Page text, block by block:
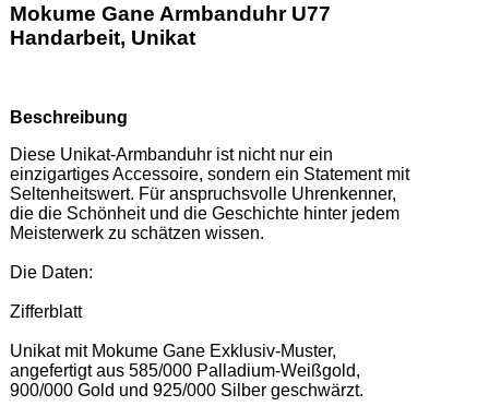
Mokume Gane Armbanduhr U77
Handarbeit, Unikat
Beschreibung
Diese Unikat-Armbanduhr ist nicht nur ein
einzigartiges Accessoire, sondern ein Statement mit
Seltenheitswert. Für anspruchsvolle Uhrenkenner,
die die Schönheit und die Geschichte hinter jedem
Meisterwerk zu schätzen wissen.
Die Daten:
Zifferblatt
Unikat mit Mokume Gane Exklusiv-Muster,
angefertigt aus 585/000 Palladium-Weißgold,
900/000 Gold und 925/000 Silber geschwärzt.